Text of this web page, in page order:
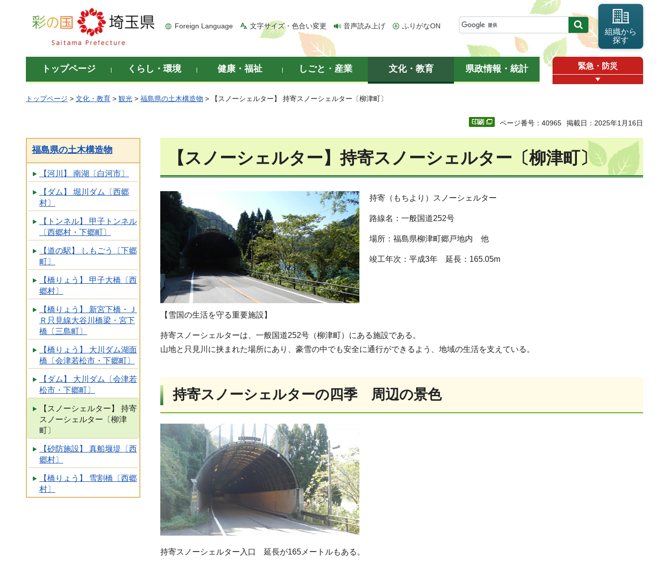
彩の国 埼玉県
Foreign Language 文字サイズ・色合い変更 音声読み上げ ふりがなON
組織から
探す
トップページ くらし・環境 健康・福祉 しごと・産業 文化・教育 県政情報・統計 緊急・防災
トップページ > 文化・教育 > 観光 > 福島県の土木構造物 > 【スノーシェルター】 持寄スノーシェルター〔柳津町〕
ページ番号：40965 掲載日：2025年1月16日
福島県の土木構造物
【河川】 南湖〔白河市〕
【ダム】 堀川ダム〔西郷
村〕
【トンネル】 甲子トンネル
〔西郷村・下郷町〕
【道の駅】 しもごう〔下郷
町〕
【橋りょう】 甲子大橋〔西
郷村〕
【橋りょう】 新宮下橋・Ｊ
Ｒ只見線大谷川橋梁・宮下
橋〔三島町〕
【橋りょう】 大川ダム湖面
橋〔会津若松市・下郷町〕
【ダム】 大川ダム〔会津若
松市・下郷町〕
【スノーシェルター】 持寄
スノーシェルター〔柳津
町〕
【砂防施設】 真船堰堤〔西
郷村〕
【橋りょう】 雪割橋〔西郷
村〕
【スノーシェルター】持寄スノーシェルター〔柳津町〕
持寄（もちより）スノーシェルター
路線名：一般国道252号
場所：福島県柳津町郷戸地内 他
竣工年次：平成3年 延長：165.05m
【雪国の生活を守る重要施設】
持寄スノーシェルターは、一般国道252号（柳津町）にある施設である。
山地と只見川に挟まれた場所にあり、豪雪の中でも安全に通行ができるよう、地域の生活を支えている。
持寄スノーシェルターの四季 周辺の景色
持寄スノーシェルター入口 延長が165メートルもある。